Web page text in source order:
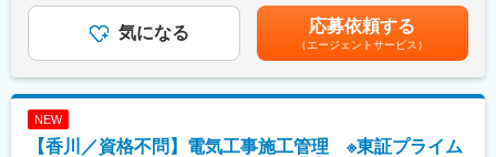
お客さま・地域の課題解決力をさらに強化していきます。
変更の範囲：当行業務全般 （詳細は、面談・面接時にご確認くだ
＜社会システム＞下水処理監視制御装置、浄水場監視制御装置、
浄水場監視制御装置、道路照明用コントロールセンター、塵芥処
り、浄水場および下水処理施設で活用されている監視制御装置な
も目安の金額であり、選考を通じて上下する可能性があります。
月給(月額)は固定手当を含めた表記です。
気になる 応募依頼する
（エージェントサービス）
NEW
【香川／資格不問】電気工事施工管理 ※東証プライム